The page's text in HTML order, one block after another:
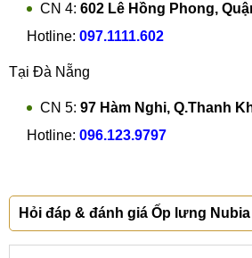
CN 4: 602 Lê Hồng Phong,
Hotline: 097.1111.602
Tại Đà Nẵng
CN 5: 97 Hàm Nghi, Q.Thanh
Hotline: 096.123.9797
Hỏi đáp & đánh giá Ốp lưng